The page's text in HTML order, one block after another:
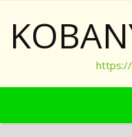
https://